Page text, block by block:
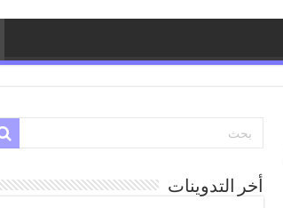
أخر التدوينات